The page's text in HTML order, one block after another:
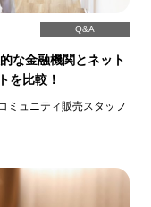
Q&A
な金融機関とネット
を比較！
ミュニティ販売スタッフ